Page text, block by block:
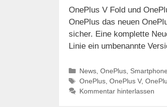
OnePlus V Fold und
OnePlus das neuen
sicher. Eine komplette
Linie ein umbenannte
Kategorien
News, OnePlus, Smartphone
Schlagwörter
OnePlus, OnePlus V,
Kommentar hinterlassen